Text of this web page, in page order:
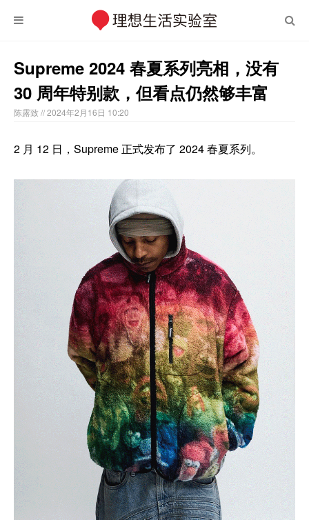
Supreme 2024 春夏系列亮相，没有
30 周年特别款，但看点仍然够丰富
陈露致// 2024年2月16日 10:20
2 月 12 日，Supreme 正式发布了 2024 春夏系列。